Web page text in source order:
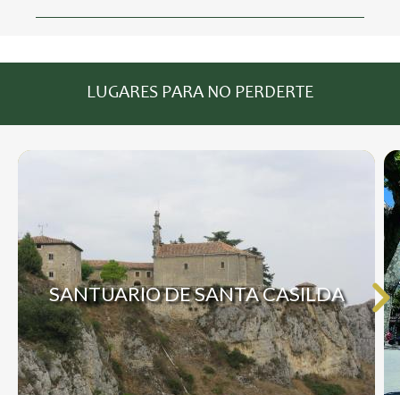
LUGARES PARA NO PERDERTE
SANTUARIO DE SANTA CASILDA